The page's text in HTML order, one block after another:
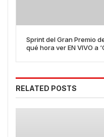
Sprint del Gran Premio
qué hora ver EN VIVO a
RELATED POSTS